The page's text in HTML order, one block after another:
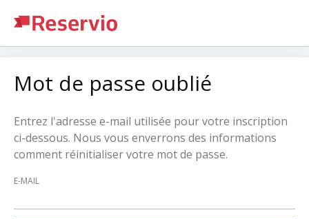
Mot de passe oublié
Entrez l'adresse e-mail utilisée pour votre inscription
ci-dessous. Nous vous enverrons des informations
comment réinitialiser votre mot de passe.
E-MAIL